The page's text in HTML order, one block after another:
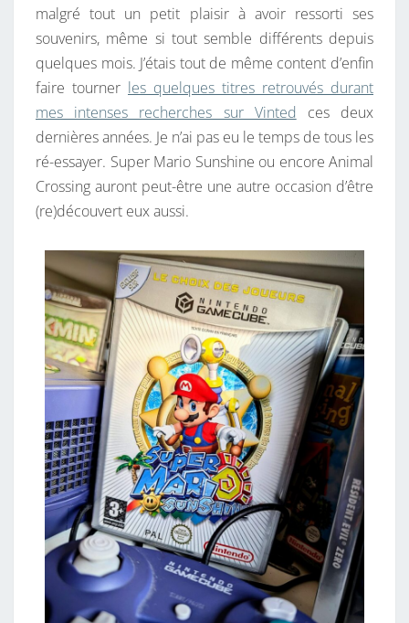
malgré tout un petit plaisir à avoir ressorti ses
souvenirs, même si tout semble différents depuis
quelques mois. J’étais tout de même content d’enfin
faire tourner les quelques titres retrouvés durant
mes intenses recherches sur Vinted ces deux
dernières années. Je n’ai pas eu le temps de tous les
ré-essayer. Super Mario Sunshine ou encore Animal
Crossing auront peut-être une autre occasion d’être
(re)découvert eux aussi.